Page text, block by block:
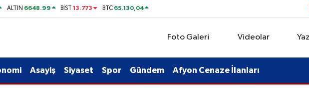
ALTIN 6648.99 BİST13.773 BTC 65.130,04
Foto Galeri Videolar
Asayiş Siyaset Spor Gündem Afyon Cenaze İlanları